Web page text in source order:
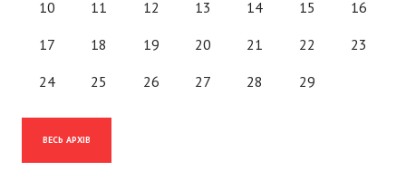
10 11 12 13 14 15 16
17 18 19 20 21 22 23
24 25 26 27 28 29
ВЕСЬ АРХІВ